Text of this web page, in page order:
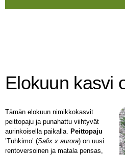
Elokuun kasvi
Tämän elokuun nimikkokasvit
peittopaju ja punahattu viihtyvät
aurinkoisella paikalla. Peittopaju
’Tuhkimo’ (Salix x aurora) on uusi
rentoversoinen ja matala pensas,